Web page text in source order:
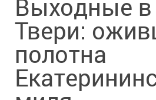
Выходные в
Твери:
полотна